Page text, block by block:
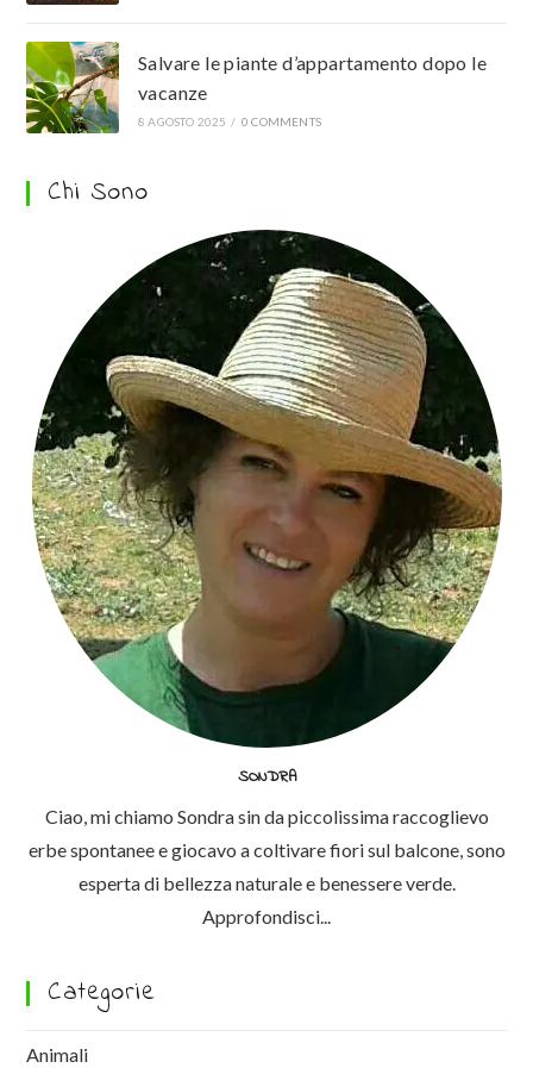
Salvare le piante d’appartamento dopo le
vacanze
8 AGOSTO 2025 / 0 COMMENTS
Chi Sono
SONDRA
Ciao, mi chiamo Sondra sin da piccolissima raccoglievo
erbe spontanee e giocavo a coltivare fiori sul balcone, sono
esperta di bellezza naturale e benessere verde.
Approfondisci...
Categorie
Animali